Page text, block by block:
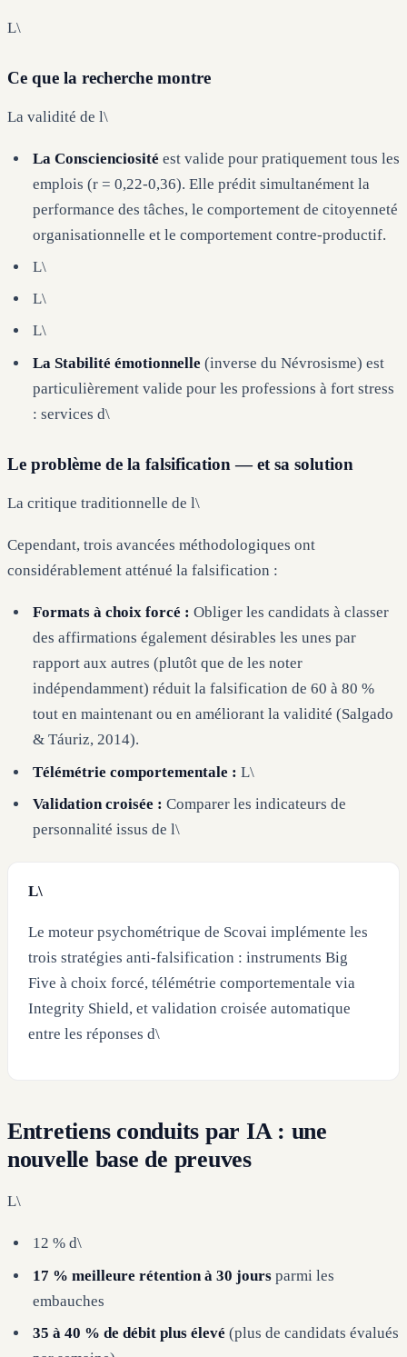
L\
Ce que la recherche montre
La validité de l\
La Conscienciosité est valide pour pratiquement tous les
emplois (r = 0,22-0,36). Elle prédit simultanément la
performance des tâches, le comportement de citoyenneté
organisationnelle et le comportement contre-productif.
L\
L\
L\
La Stabilité émotionnelle (inverse du Névrosisme) est
particulièrement valide pour les professions à fort stress
: services d\
Le problème de la falsification — et sa solution
La critique traditionnelle de l\
Cependant, trois avancées méthodologiques ont
considérablement atténué la falsification :
Formats à choix forcé : Obliger les candidats à classer
des affirmations également désirables les unes par
rapport aux autres (plutôt que de les noter
indépendamment) réduit la falsification de 60 à 80 %
tout en maintenant ou en améliorant la validité (Salgado
& Táuriz, 2014).
Télémétrie comportementale : L\
Validation croisée : Comparer les indicateurs de
personnalité issus de l\
L\
Le moteur psychométrique de Scovai implémente les
trois stratégies anti-falsification : instruments Big
Five à choix forcé, télémétrie comportementale via
Integrity Shield, et validation croisée automatique
entre les réponses d\
Entretiens conduits par IA : une
nouvelle base de preuves
L\
12 % d\
17 % meilleure rétention à 30 jours parmi les
embauches
35 à 40 % de débit plus élevé (plus de candidats évalués